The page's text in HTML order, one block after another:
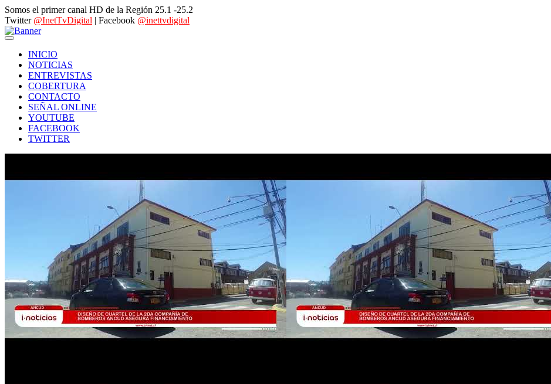
Somos el primer canal HD de la Región 25.1 -25.2
Twitter @InetTvDigital | Facebook @inettvdigital
INICIO
NOTICIAS
ENTREVISTAS
COBERTURA
CONTACTO
SEÑAL ONLINE
YOUTUBE
FACEBOOK
TWITTER